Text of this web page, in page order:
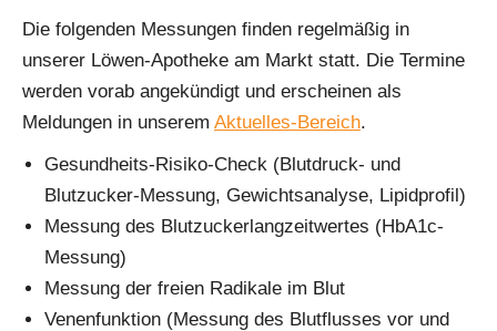
Die folgenden Messungen finden regelmäßig in
unserer Löwen-Apotheke am Markt statt. Die Termine
werden vorab angekündigt und erscheinen als
Meldungen in unserem Aktuelles-Bereich.
Gesundheits-Risiko-Check (Blutdruck- und
Blutzucker-Messung, Gewichtsanalyse, Lipidprofil)
Messung des Blutzuckerlangzeitwertes (HbA1c-
Messung)
Messung der freien Radikale im Blut
Venenfunktion (Messung des Blutflusses vor und